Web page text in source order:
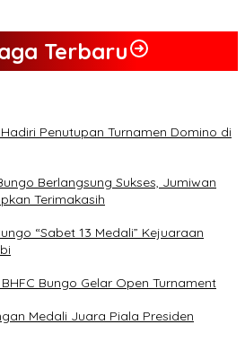
Terbaru
Penutupan Turnamen Domino di
Berlangsung Sukses, Jumiwan
Terimakasih
“Sabet 13 Medali” Kejuaraan
Bungo Gelar Open Turnament
Medali Juara Piala Presiden